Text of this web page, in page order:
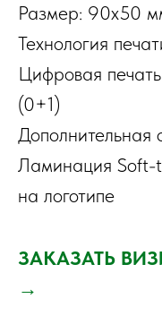
Размер: 90х50
Технология
Цифровая
(0+1)
Дополнительная
Ламинация Soft-
на логотипе
ЗАКАЗАТЬ
→